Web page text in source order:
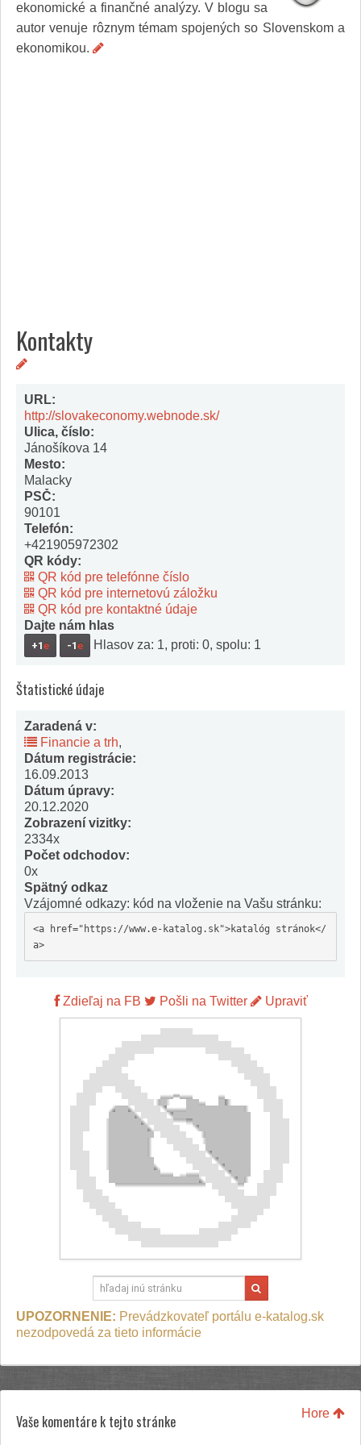
Služby
Spoločnosť
Stavba, dom, záhrada
ekonomické a finančné analýzy. V blogu sa
autor venuje rôznym témam spojených so Slovenskom a
ekonomikou.
Kontakty
URL:
http://slovakeconomy.webnode.sk/
Ulica, číslo:
Jánošíkova 14
Mesto:
Malacky
PSČ:
90101
Telefón:
+421905972302
QR kódy:
QR kód pre telefónne číslo
QR kód pre internetovú záložku
QR kód pre kontaktné údaje
Dajte nám hlas
+1e -1e Hlasov za: 1, proti: 0, spolu: 1
Štatistické údaje
Zaradená v:
Financie a trh,
Dátum registrácie:
16.09.2013
Dátum úpravy:
20.12.2020
Zobrazení vizitky:
2334x
Počet odchodov:
0x
Spätný odkaz
Vzájomné odkazy: kód na vloženie na Vašu stránku:
<a href="https://www.e-katalog.sk">katalóg stránok</
a>
Zdieľaj na FB Pošli na Twitter Upraviť
UPOZORNENIE: Prevádzkovateľ portálu e-katalog.sk
nezodpovedá za tieto informácie
Hore
Vaše komentáre k tejto stránke